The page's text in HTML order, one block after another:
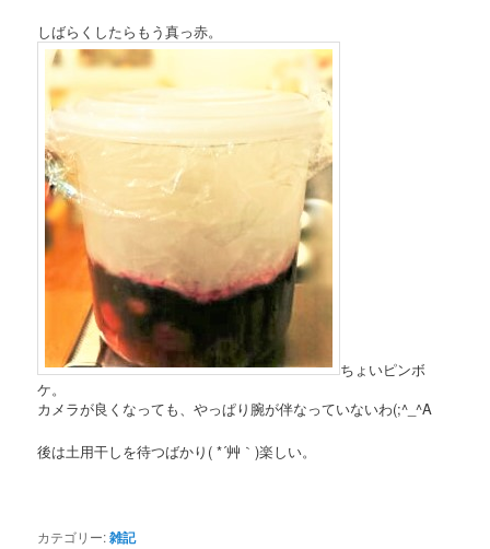
しばらくしたらもう真っ赤。
ちょいピンボ
ケ。
カメラが良くなっても、やっぱり腕が伴なっていないわ(;^_^A
後は土用干しを待つばかり( *´艸｀)楽しい。
カテゴリー:雑記